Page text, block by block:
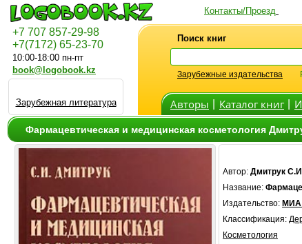
Контакты/Проезд
+7 707 857-29-98
+7(7172) 65-23-70
10:00-18:00 пн-пт
book@logobook.kz
Зарубежная литература
Поиск книг
Зарубежные издательства
Авторы Каталог книг
Фармацевтическая и медицинская косметология
Автор: Дмитрук С.И
Название:
Издательство: МИА
Классификация:
Косметология